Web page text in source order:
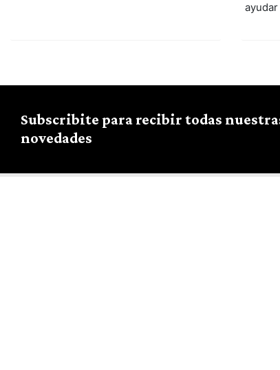
Subscribite para recibir todas
novedades